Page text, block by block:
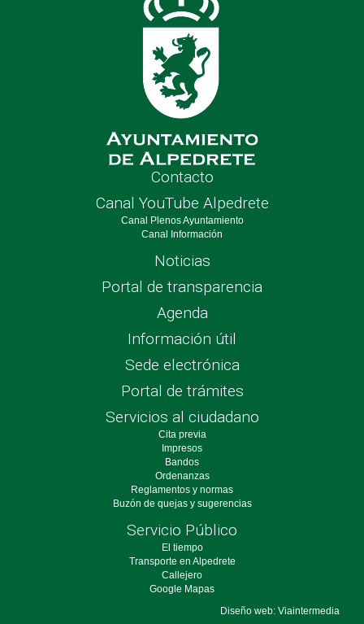
Contacto
Canal YouTube Alpedrete
Canal Plenos Ayuntamiento
Canal Información
Noticias
Portal de transparencia
Agenda
Información útil
Sede electrónica
Portal de trámites
Servicios al ciudadano
Cita previa
Impresos
Bandos
Ordenanzas
Reglamentos y normas
Buzón de quejas y sugerencias
Servicio Público
El tiempo
Transporte en Alpedrete
Callejero
Google Mapas
Diseño web: Viaintermedia